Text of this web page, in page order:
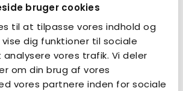
bruger cookies
til at tilpasse vores indhold og
dig funktioner til sociale
vores trafik. Vi deler
om din brug af vores
vores partnere inden for sociale
vi aktivt i vores politiske arbejde
for autistiske børn og unge –
myndigheder og
stemme er vigtig.